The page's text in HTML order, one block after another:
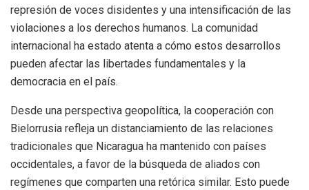
represión de voces disidentes y una intensificación de las
violaciones a los derechos humanos. La comunidad
internacional ha estado atenta a cómo estos desarrollos
pueden afectar las libertades fundamentales y la
democracia en el país.
Desde una perspectiva geopolítica, la cooperación con
Bielorrusia refleja un distanciamiento de las relaciones
tradicionales que Nicaragua ha mantenido con países
occidentales, a favor de la búsqueda de aliados con
regímenes que comparten una retórica similar. Esto puede